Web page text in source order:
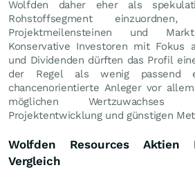
Wolfden daher eher als
Rohstoffsegment
Projektmeilensteinen und
Konservative Investoren mit Fokus
und Dividenden dürften das Profil
der Regel als wenig passend
chancenorientierte Anleger vor
möglichen Wertzuwachses
Projektentwicklung und günstigen
Wolfden Resources
Vergleich